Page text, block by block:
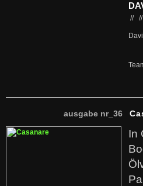
// //
ausgabe nr_36
In